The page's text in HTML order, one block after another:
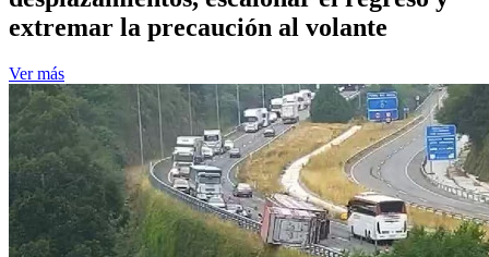
extremar la precaución al volante
Ver más